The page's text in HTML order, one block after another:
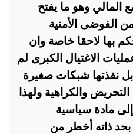
المالي وهو ما يفتح
الفوضى الأمنية
بها لاحقا خاصة وان
الاغتيال الكبرى لم
نفذتها شبكات صغيرة
والكراهية ولهذا
مادة سياسية
بحد ذاته أخطر من